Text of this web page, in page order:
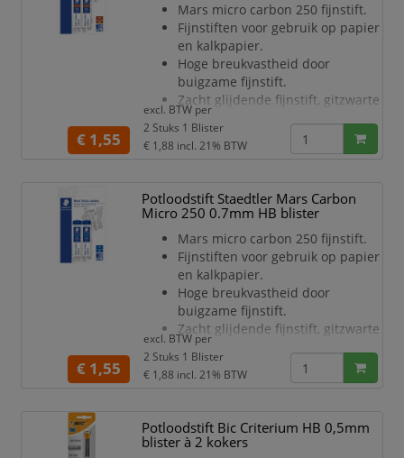
Mars micro carbon 250 fijnstift.
Fijnstiften voor gebruik op papier
en kalkpapier.
Hoge breukvastheid door
buigzame fijnstift.
Zacht glijdende fijnstift, gitzwarte
lijnen.
Uniek, ecologisch
productieproces zonder gebruik
zachtmakers.
Bestaat voor meer dan 90% uit
Geschikt voor alle vulpotloden.
Eenvoudig navullen "12 in 1
maal" voor de meeste STAEDTLER
vulpotloden.
ISO kleurcodering.
€ 1,55
excl. BTW per
2 Stuks 1 Blister
€ 1,88 incl. 21% BTW
Potloodstift Staedtler Mars Carbon
Micro 250 0.7mm HB blister
Mars micro carbon 250 fijnstift.
Fijnstiften voor gebruik op papier
en kalkpapier.
Hoge breukvastheid door
buigzame fijnstift.
Zacht glijdende fijnstift, gitzwarte
lijnen.
Uniek, ecologisch
productieproces zonder gebruik
zachtmakers.
Bestaat voor meer dan 90% uit
€ 1,55
excl. BTW per
2 Stuks 1 Blister
€ 1,88 incl. 21% BTW
Potloodstift Bic Criterium HB 0,5mm
blister à 2 kokers